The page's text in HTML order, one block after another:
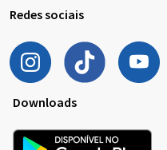
Redes sociais
Downloads